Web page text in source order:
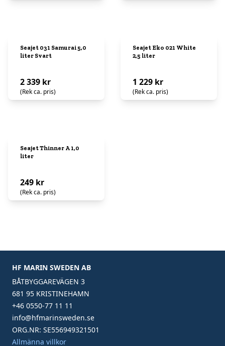
Seajet 031 Samurai 5,0
liter Svart
2 339 kr
(Rek ca. pris)
Seajet Eko 021 White
2,5 liter
1 229 kr
(Rek ca. pris)
Seajet Thinner A 1,0
liter
249 kr
(Rek ca. pris)
HF MARIN SWEDEN AB
BÅTBYGGAREVÄGEN 3
681 95 KRISTINEHAMN
+46 0550-77 11 11
info@hfmarinsweden.se
ORG.NR: SE556949321501
Allmänna villkor